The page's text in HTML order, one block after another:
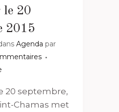
le 20
2015
Agenda par
20 septembre,
Chamas met